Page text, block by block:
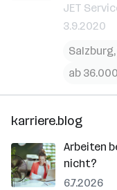
JET
3.9.2020
Salzburg,
ab
karriere.blog
Arbeiten
nicht?
6.7.2026